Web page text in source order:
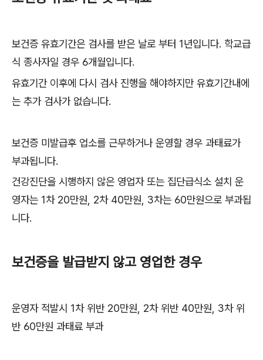
보건증 유효기간은 검사를 받은 날로 부터 1년입니다. 학교급
식 종사자일 경우 6개월입니다.
유효기간 이후에 다시 검사 진행을 해야하지만 유효기간내에
는 추가 검사가 없습니다.
보건증 미발급후 업소를 근무하거나 운영할 경우 과태료가
부과됩니다.
건강진단을 시행하지 않은 영업자 또는 집단급식소 설치 운
영자는 1차 20만원, 2차 40만원, 3차는 60만원으로 부과됩
니다.
보건증을 발급받지 않고 영업한 경우
운영자 적발시 1차 위반 20만원, 2차 위반 40만원, 3차 위
반 60만원 과태료 부과